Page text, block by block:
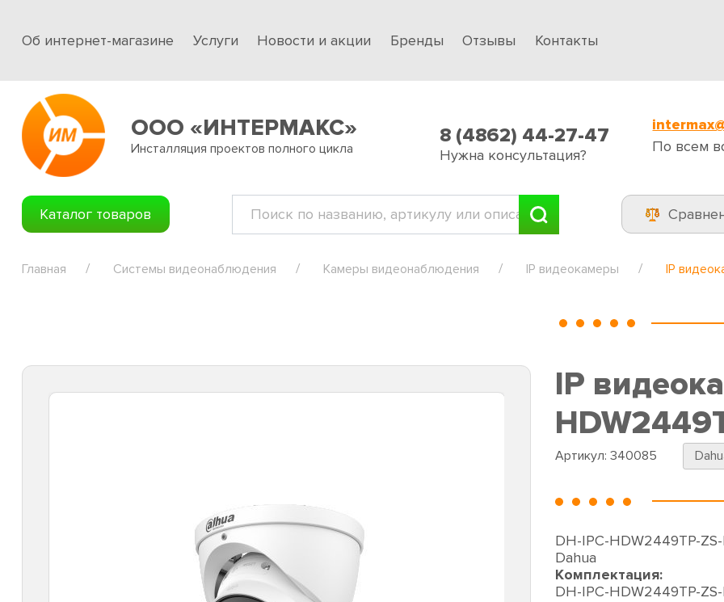
Об интернет-магазине Услуги Новости и акции Бренды Отзывы Контакты
ООО «ИНТЕРМАКС»
Инсталляция проектов полного цикла
8 (4862) 44-27-47
Нужна консультация?
По всем
Каталог товаров
Главная Системы видеонаблюдения Камеры видеонаблюдения IP видеокамеры IP
IP
Артикул: 340085
DH-IPC-HDW2449TP-
Dahua
Комплектация:
DH-IPC-HDW2449TP-